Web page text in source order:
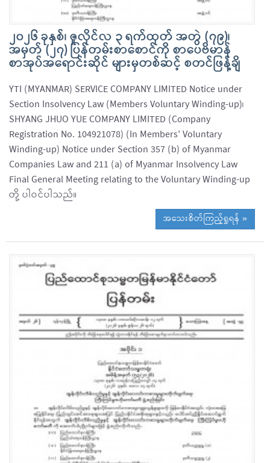
၂၀၂၆ ခုနှစ်၊ ဇူလိုင်လ ၃ ရက်ထုတ် အတွဲ (၇၉)၊
အမှတ် (၂၇) ပြန်တမ်းစာစောင်ကို စာပေဗိမာန်
စာအုပ်အရောင်းဆိုင် များမှတစ်ဆင့် စတင်ဖြန့်ချိ
YTI (MYANMAR) SERVICE COMPANY LIMITED Notice under
Section Insolvency Law (Members Voluntary Winding-up)၊
SHYANG JHUO YUE COMPANY LIMITED (Company
Registration No. 104921078) (In Members’ Voluntary
Winding-up) Notice under Section 357 (b) of Myanmar
Companies Law and 211 (a) of Myanmar Insolvency Law
Final General Meeting relating to the Voluntary Winding-up
တို့ ပါဝင်ပါသည်။
အသေးစိတ်ကြည့်ရှုရန် »